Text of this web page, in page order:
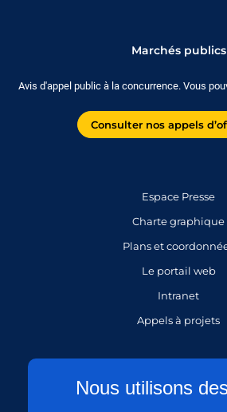
Marchés publics
Avis d'appel public à la concurrence. Vous
Consulter nos appels
Espace Presse
Charte graphique
Plans et
Le portail web
Intranet
Appels à projets
Nous utilisons